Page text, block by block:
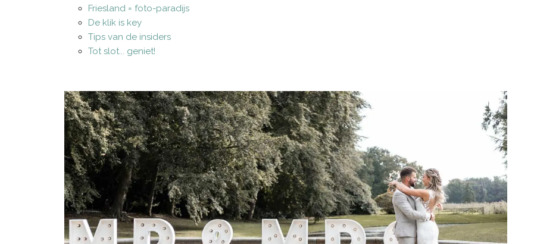
Friesland = foto-paradijs
De klik is key
Tips van de insiders
Tot slot... geniet!